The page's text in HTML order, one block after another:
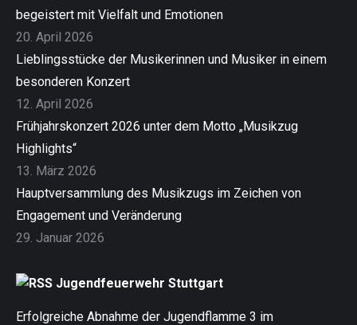
begeistert mit Vielfalt und Emotionen
20. April 2026
Lieblingsstücke der Musikerinnen und Musiker in einem
besonderen Konzert
12. April 2026
Frühjahrskonzert 2026 unter dem Motto „Musikzug
Highlights“
13. März 2026
Hauptversammlung des Musikzugs im Zeichen von
Engagement und Veränderung
29. Januar 2026
Jugendfeuerwehr Stuttgart
Erfolgreiche Abnahme der Jugendflamme 3 im